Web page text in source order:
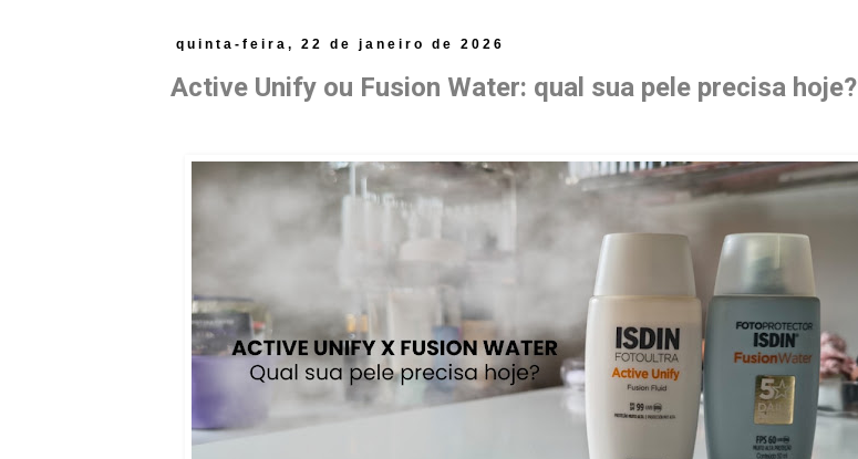
quinta-feira, 22 de janeiro de 2026
Active Unify ou Fusion Water: qual sua pele precisa hoje?